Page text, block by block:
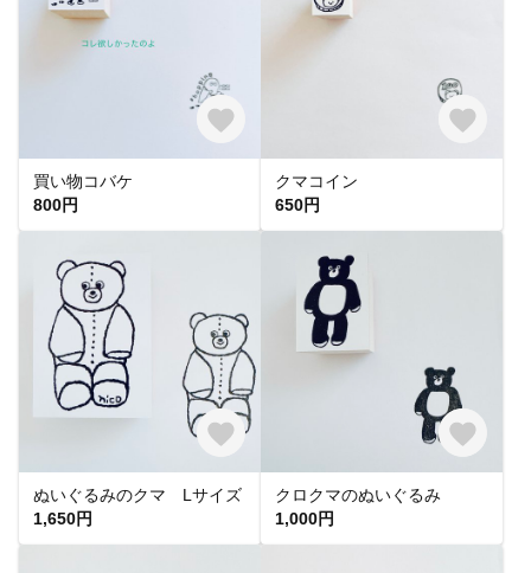
買い物コバケ
800円
クマコイン
650円
ぬいぐるみのクマ Lサイズ
1,650円
クロクマのぬいぐるみ
1,000円